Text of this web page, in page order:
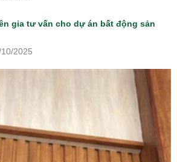
gia tư vấn cho dự án bất động sản
2025